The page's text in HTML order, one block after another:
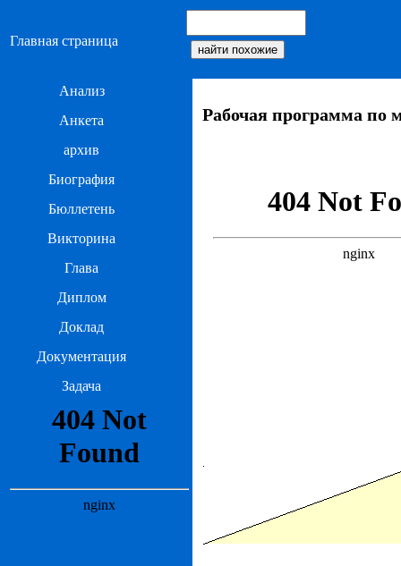
Главная страница
Анализ
Анкета
архив
Биография
Бюллетень
Викторина
Глава
Диплом
Доклад
Документация
Задача
Рабочая программа по